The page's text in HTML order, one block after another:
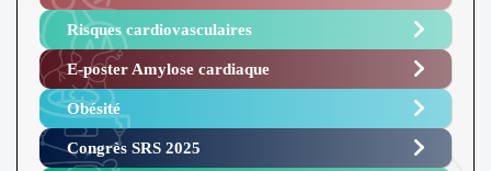
Risques cardiovasculaires
E-poster Amylose cardiaque ​
Obésité ​
Congrès SRS 2025 ​